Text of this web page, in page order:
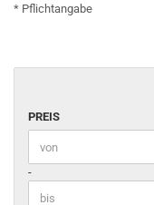
* Pflichtangabe
PREIS
PREIS
Preis bis
-